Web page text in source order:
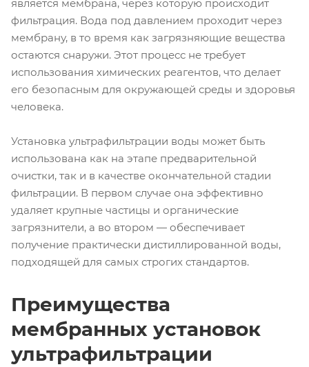
является мембрана, через которую происходит
фильтрация. Вода под давлением проходит через
мембрану, в то время как загрязняющие вещества
остаются снаружи. Этот процесс не требует
использования химических реагентов, что делает
его безопасным для окружающей среды и здоровья
человека.
Установка ультрафильтрации воды может быть
использована как на этапе предварительной
очистки, так и в качестве окончательной стадии
фильтрации. В первом случае она эффективно
удаляет крупные частицы и органические
загрязнители, а во втором — обеспечивает
получение практически дистиллированной воды,
подходящей для самых строгих стандартов.
Преимущества
мембранных установок
ультрафильтрации